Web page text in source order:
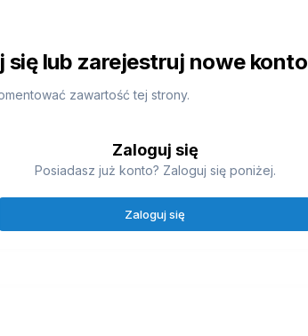
lub zarejestruj nowe konto
zawartość tej strony.
Zaloguj się
Posiadasz już konto? Zaloguj się poniżej.
Zaloguj się